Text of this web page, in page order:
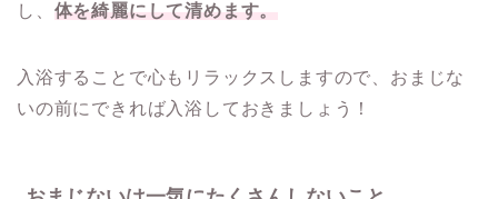
し、 体を綺麗にして清めます。
入浴することで心もリラックスしますので、おまじな
いの前にできれば入浴しておきましょう！